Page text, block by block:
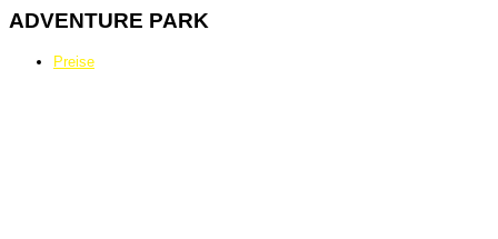
ADVENTURE PARK
Preise